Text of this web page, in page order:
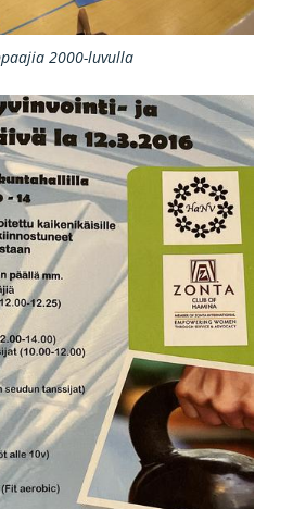
2000-luvulla